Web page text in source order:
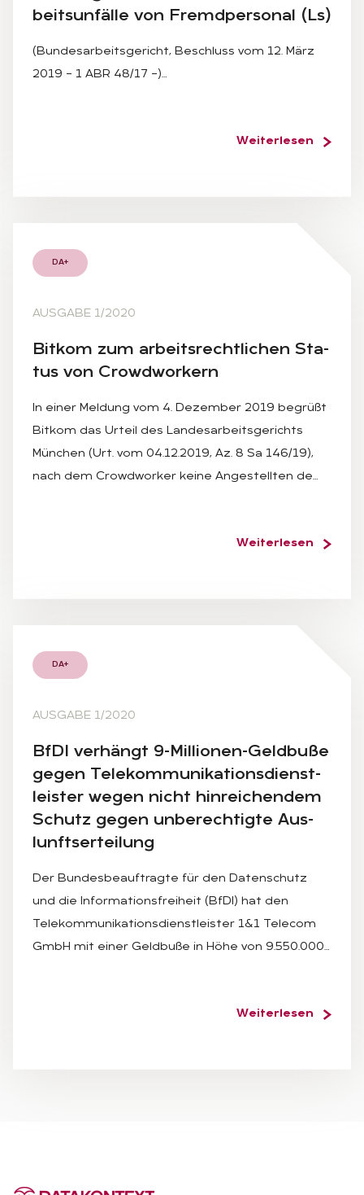
beits­un­fäl­le von Fremd­per­so­nal (Ls)
(Bundesarbeitsgericht, Beschluss vom 12. März
2019 – 1 ABR 48/17 –)…
Weiterlesen
DA+
AUSGABE 1/2020
Bit­kom zum ar­beits­recht­li­chen Sta­
tus von Crowd­wor­kern
In einer Meldung vom 4. Dezember 2019 begrüßt
Bitkom das Urteil des Landesarbeitsgerichts
München (Urt. vom 04.12.2019, Az. 8 Sa 146/19),
nach dem Crowdworker keine Angestellten de…
Weiterlesen
DA+
AUSGABE 1/2020
BfDI ver­hängt 9-Mil­lio­nen-Geld­bu­ße
ge­gen Te­le­kom­mu­ni­ka­ti­ons­dienst­
leis­ter we­gen nicht hin­rei­chen­dem
Schutz ge­gen un­be­rech­tig­te Aus­
lunfts­er­tei­lung
Der Bundesbeauftragte für den Datenschutz
und die Informationsfreiheit (BfDI) hat den
Telekommunikationsdienstleister 1&1 Telecom
GmbH mit einer Geldbuße in Höhe von 9.550.000…
Weiterlesen